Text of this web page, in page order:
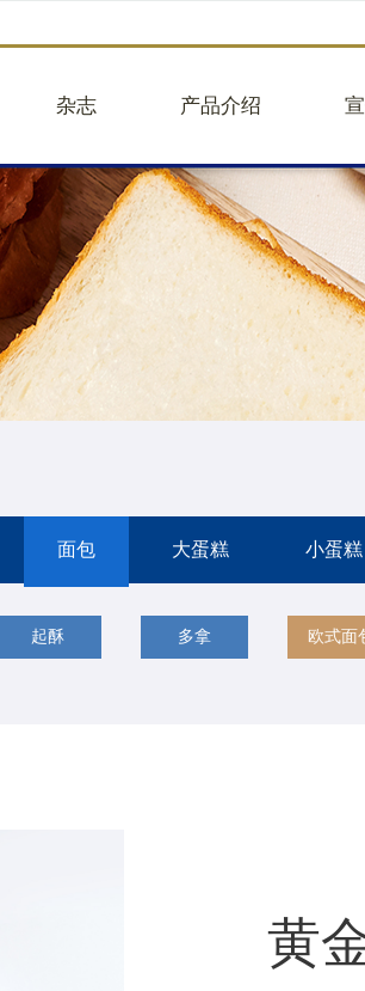
杂志
品牌故事
品牌视频
核心业务
关于贝甜
人事招聘
产品介绍
企业团购
蛋糕图册25版
面包
大蛋糕
小蛋糕
礼盒
往
往
品
面包 大蛋糕 小蛋糕
起酥 多拿 欧式面
黄